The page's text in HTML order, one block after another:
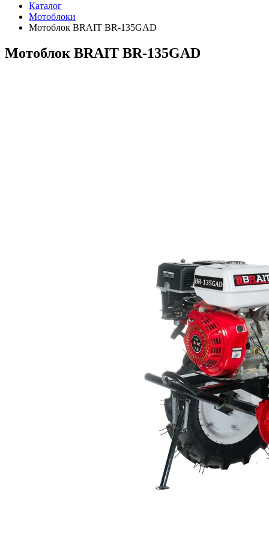
Каталог
Мотоблоки
Мотоблок BRAIT BR-135GAD
Мотоблок BRAIT BR-135GAD